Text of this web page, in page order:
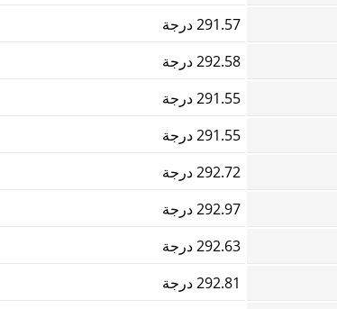
291.57 درجة
292.58 درجة
291.55 درجة
291.55 درجة
292.72 درجة
292.97 درجة
292.63 درجة
292.81 درجة